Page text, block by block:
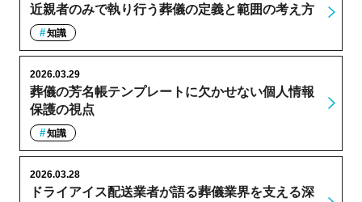
近親者のみで執り行う葬儀の定義と範囲の考え方
知識
葬儀の芳名帳テンプレートに欠かせない個人情報
保護の視点
2026.03.29
知識
ドライアイス配送業者が語る葬儀業界を支える深
2026.03.28